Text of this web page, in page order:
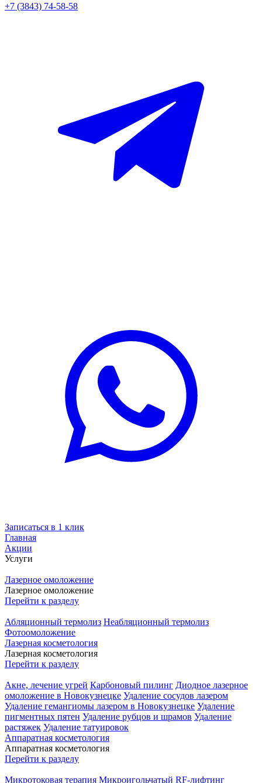
+7 (3843) 74-58-58
Записаться в 1 клик
Главная
Акции
Услуги
Лазерное омоложение
Лазерное омоложение
Перейти к разделу
Абляционный термолиз Неабляционный термолиз
Фотоомоложение
Лазерная косметология
Лазерная косметология
Перейти к разделу
Акне, лечение угрей Карбоновый пилинг Диодное лазерное
омоложение в Новокузнецке Удаление сосудов лазером
Удаление гемангиомы лазером в Новокузнецке Удаление
пигментных пятен Удаление рубцов и шрамов Удаление
растяжек Удаление татуировок
Аппаратная косметология
Аппаратная косметология
Перейти к разделу
Микротоковая терапия Микроигольчатый RF-лифтинг